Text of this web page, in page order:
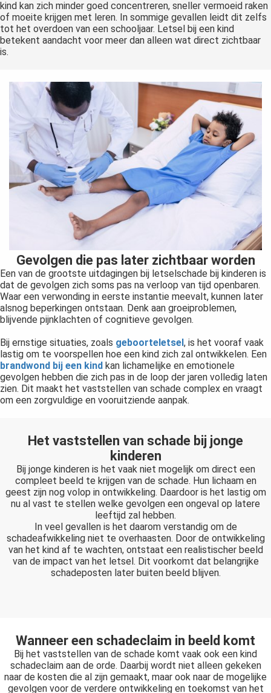
kind kan zich minder goed concentreren, sneller vermoeid raken
of moeite krijgen met leren. In sommige gevallen leidt dit zelfs
tot het overdoen van een schooljaar. Letsel bij een kind
betekent aandacht voor meer dan alleen wat direct zichtbaar
is.
Gevolgen die pas later zichtbaar worden
Een van de grootste uitdagingen bij letselschade bij kinderen is
dat de gevolgen zich soms pas na verloop van tijd openbaren.
Waar een verwonding in eerste instantie meevalt, kunnen later
alsnog beperkingen ontstaan. Denk aan groeiproblemen,
blijvende pijnklachten of cognitieve gevolgen.
Bij ernstige situaties, zoals geboorteletsel , is het vooraf vaak
lastig om te voorspellen hoe een kind zich zal ontwikkelen. Een
brandwond bij een kind kan lichamelijke en emotionele
gevolgen hebben die zich pas in de loop der jaren volledig laten
zien. Dit maakt het vaststellen van schade complex en vraagt
om een zorgvuldige en vooruitziende aanpak.
Het vaststellen van schade bij jonge
kinderen
Bij jonge kinderen is het vaak niet mogelijk om direct een
compleet beeld te krijgen van de schade. Hun lichaam en
geest zijn nog volop in ontwikkeling. Daardoor is het lastig om
nu al vast te stellen welke gevolgen een ongeval op latere
leeftijd zal hebben.
In veel gevallen is het daarom verstandig om de
schadeafwikkeling niet te overhaasten. Door de ontwikkeling
van het kind af te wachten, ontstaat een realistischer beeld
van de impact van het letsel. Dit voorkomt dat belangrijke
schadeposten later buiten beeld blijven.
Wanneer een schadeclaim in beeld komt
Bij het vaststellen van de schade komt vaak ook een kind
schadeclaim aan de orde. Daarbij wordt niet alleen gekeken
naar de kosten die al zijn gemaakt, maar ook naar de mogelijke
gevolgen voor de verdere ontwikkeling en toekomst van het